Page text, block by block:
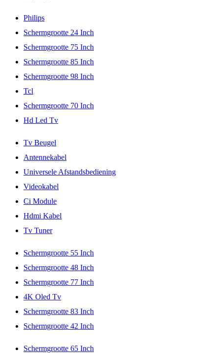
Philips
Schermgrootte 24 Inch
Schermgrootte 75 Inch
Schermgrootte 85 Inch
Schermgrootte 98 Inch
Tcl
Schermgrootte 70 Inch
Hd Led Tv
Tv Beugel
Antennekabel
Universele Afstandsbediening
Videokabel
Ci Module
Hdmi Kabel
Tv Tuner
Schermgrootte 55 Inch
Schermgrootte 48 Inch
Schermgrootte 77 Inch
4K Oled Tv
Schermgrootte 83 Inch
Schermgrootte 42 Inch
Schermgrootte 65 Inch